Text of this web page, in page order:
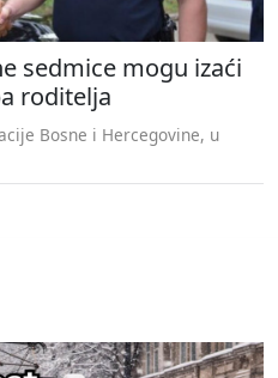
sedmice mogu izaći
roditelja
Bosne i Hercegovine, u